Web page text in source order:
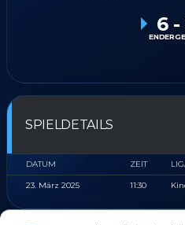
6 -
SPIELDETAILS
DATUM ZEIT
23. März 2025 11:30